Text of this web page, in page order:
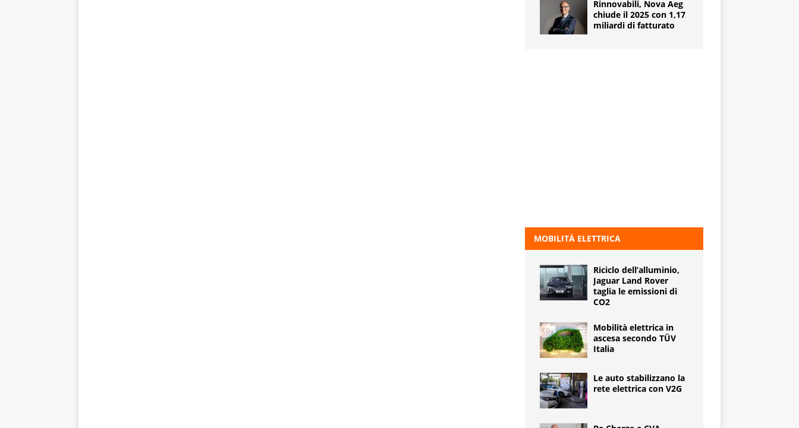
Rinnovabili, Nova Aeg
chiude il 2025 con 1,17
miliardi di fatturato
MOBILITÀ ELETTRICA
Riciclo dell’alluminio,
Jaguar Land Rover
taglia le emissioni di
CO2
Mobilità elettrica in
ascesa secondo TÜV
Italia
Le auto stabilizzano la
rete elettrica con V2G